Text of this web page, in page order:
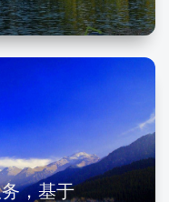
，基于